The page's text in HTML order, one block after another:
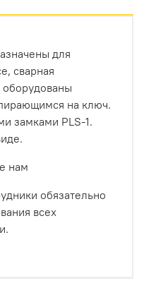
для
сварная
оборудованы
на ключ.
замками PLS-1.
нам
обязательно
всех